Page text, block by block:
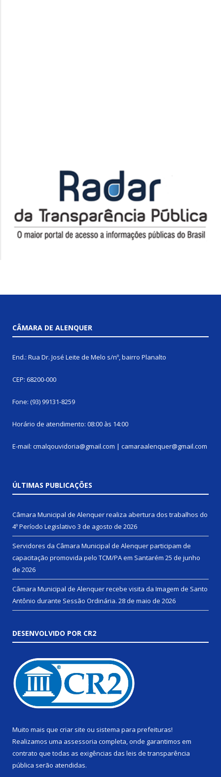
CÂMARA DE ALENQUER
End.: Rua Dr. José Leite de Melo s/nº, bairro Planalto
CEP: 68200-000
Fone: (93) 99131-8259
Horário de atendimento: 08:00 às 14:00
E-mail: cmalqouvidoria@gmail.com | camaraalenquer@gmail.com
ÚLTIMAS PUBLICAÇÕES
Câmara Municipal de Alenquer realiza abertura dos trabalhos do
4º Período Legislativo 3 de agosto de 2026
Servidores da Câmara Municipal de Alenquer participam de
capacitação promovida pelo TCM/PA em Santarém 25 de junho
de 2026
Câmara Municipal de Alenquer recebe visita da Imagem de Santo
Antônio durante Sessão Ordinária. 28 de maio de 2026
DESENVOLVIDO POR CR2
Muito mais que criar site ou sistema para prefeituras!
Realizamos uma assessoria completa, onde garantimos em
contrato que todas as exigências das leis de transparência
pública serão atendidas.